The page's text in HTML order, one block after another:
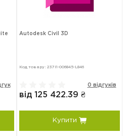
Autodesk Civil 3D
Код товару: 237I1-006845-L846
0 відгуків
від 125 422.39 ₴
Купити